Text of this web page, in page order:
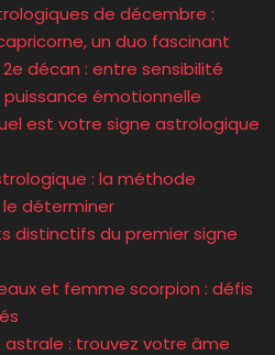
de décembre :
un duo fascinant
décan : entre sensibilité
émotionnelle
est votre signe astrologique
: la méthode
le déterminer
distinctifs du premier signe
et femme scorpion : défis
: trouvez votre âme